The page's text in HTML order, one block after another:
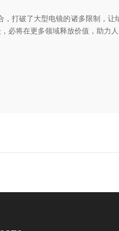
打破了大型电镜的诸多限制，
将在更多领域释放价值，助力人